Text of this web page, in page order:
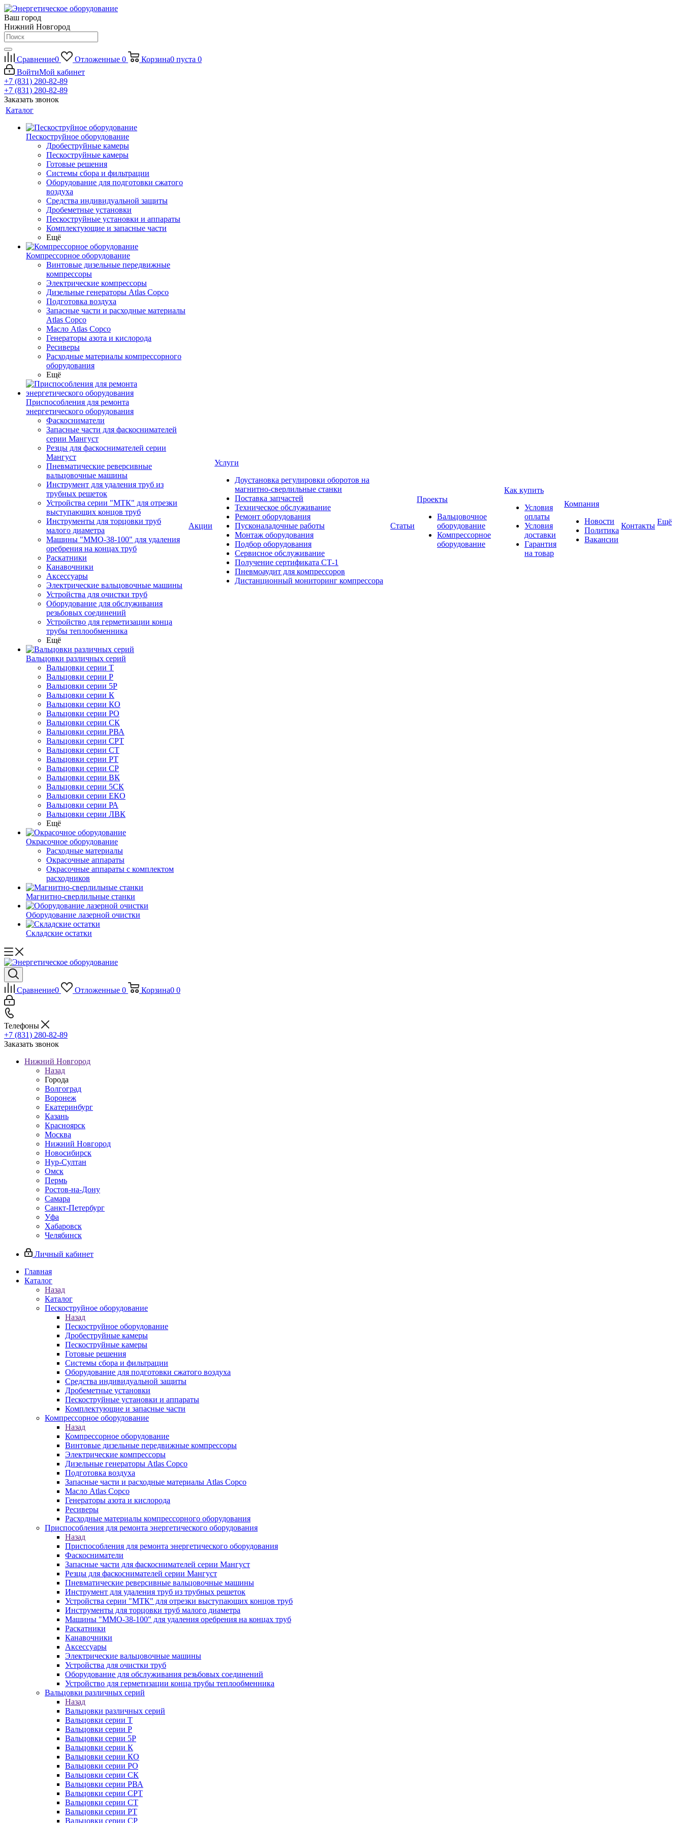
Ваш город
Нижний Новгород
Сравнение0 Отложенные 0 Корзина0 пуста 0
ВойтиМой кабинет
+7 (831) 280-82-89
+7 (831) 280-82-89
Заказать звонок
Каталог
Пескоструйное оборудование
Дробеструйные камеры
Пескоструйные камеры
Готовые решения
Системы сбора и фильтрации
Оборудование для подготовки сжатого
воздуха
Средства индивидуальной защиты
Дробеметные установки
Пескоструйные установки и аппараты
Комплектующие и запасные части
Ещё
Компрессорное оборудование
Винтовые дизельные передвижные
компрессоры
Электрические компрессоры
Дизельные генераторы Atlas Copco
Подготовка воздуха
Запасные части и расходные материалы
Atlas Copco
Масло Atlas Copco
Генераторы азота и кислорода
Ресиверы
Расходные материалы компрессорного
оборудования
Ещё
Приспособления для ремонта
энергетического оборудования
Фаскосниматели
Запасные части для фаскоснимателей
серии Мангуст
Резцы для фаскоснимателей серии
Мангуст
Пневматические реверсивные
вальцовочные машины
Инструмент для удаления труб из
трубных решеток
Устройства серии "МТК" для отрезки
выступающих концов труб
Инструменты для торцовки труб
малого диаметра
Машины "ММО-38-100" для удаления
оребрения на концах труб
Раскатники
Канавочники
Аксессуары
Электрические вальцовочные машины
Устройства для очистки труб
Оборудование для обслуживания
резьбовых соединений
Устройство для герметизации конца
трубы теплообменника
Ещё
Вальцовки различных серий
Вальцовки серии Т
Вальцовки серии Р
Вальцовки серии 5Р
Вальцовки серии К
Вальцовки серии КО
Вальцовки серии РО
Вальцовки серии СК
Вальцовки серии РВА
Вальцовки серии СРТ
Вальцовки серии СТ
Вальцовки серии РТ
Вальцовки серии СР
Вальцовки серии ВК
Вальцовки серии 5СК
Вальцовки серии ЕКО
Вальцовки серии РА
Вальцовки серии ЛВК
Ещё
Окрасочное оборудование
Расходные материалы
Окрасочные аппараты
Окрасочные аппараты с комплектом
расходников
Магнитно-сверлильные станки
Оборудование лазерной очистки
Складские остатки
Акции
Услуги
Доустановка регулировки оборотов на
магнитно-сверлильные станки
Поставка запчастей
Техническое обслуживание
Ремонт оборудования
Пусконаладочные работы
Монтаж оборудования
Подбор оборудования
Сервисное обслуживание
Получение сертификата СТ-1
Пневмоаудит для компрессоров
Дистанционный мониторинг компрессора
Статьи
Проекты
Вальцовочное
оборудование
Компрессорное
оборудование
Как купить
Условия
оплаты
Условия
доставки
Гарантия
на товар
Компания
Новости
Политика
Вакансии
Контакты Ещё
Сравнение0 Отложенные 0 Корзина0 0
Телефоны
+7 (831) 280-82-89
Заказать звонок
Нижний Новгород
Назад
Города
Волгоград
Воронеж
Екатеринбург
Казань
Красноярск
Москва
Нижний Новгород
Новосибирск
Нур-Султан
Омск
Пермь
Ростов-на-Дону
Самара
Санкт-Петербург
Уфа
Хабаровск
Челябинск
Личный кабинет
Главная
Каталог
Назад
Каталог
Пескоструйное оборудование
Назад
Пескоструйное оборудование
Дробеструйные камеры
Пескоструйные камеры
Готовые решения
Системы сбора и фильтрации
Оборудование для подготовки сжатого воздуха
Средства индивидуальной защиты
Дробеметные установки
Пескоструйные установки и аппараты
Комплектующие и запасные части
Компрессорное оборудование
Назад
Компрессорное оборудование
Винтовые дизельные передвижные компрессоры
Электрические компрессоры
Дизельные генераторы Atlas Copco
Подготовка воздуха
Запасные части и расходные материалы Atlas Copco
Масло Atlas Copco
Генераторы азота и кислорода
Ресиверы
Расходные материалы компрессорного оборудования
Приспособления для ремонта энергетического оборудования
Назад
Приспособления для ремонта энергетического оборудования
Фаскосниматели
Запасные части для фаскоснимателей серии Мангуст
Резцы для фаскоснимателей серии Мангуст
Пневматические реверсивные вальцовочные машины
Инструмент для удаления труб из трубных решеток
Устройства серии "МТК" для отрезки выступающих концов труб
Инструменты для торцовки труб малого диаметра
Машины "ММО-38-100" для удаления оребрения на концах труб
Раскатники
Канавочники
Аксессуары
Электрические вальцовочные машины
Устройства для очистки труб
Оборудование для обслуживания резьбовых соединений
Устройство для герметизации конца трубы теплообменника
Вальцовки различных серий
Назад
Вальцовки различных серий
Вальцовки серии Т
Вальцовки серии Р
Вальцовки серии 5Р
Вальцовки серии К
Вальцовки серии КО
Вальцовки серии РО
Вальцовки серии СК
Вальцовки серии РВА
Вальцовки серии СРТ
Вальцовки серии СТ
Вальцовки серии РТ
Вальцовки серии СР